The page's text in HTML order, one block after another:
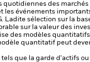
des
événements
Ladite sélection sur la
sur la valeur des
des modèles
quantitatif peut
que la garde d'actifs